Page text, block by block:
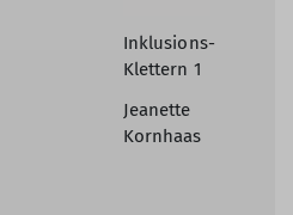
Inklusions-
Klettern 1
Jeanette
Kornhaas